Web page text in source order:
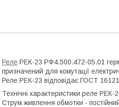
Реле РЕК-23 РФ4.500.472-05.01
призначений для комутації
Реле РЕК-23 відповідає ГОСТ
Технічні характеристики реле РЕК-
Струм живлення обмотки -